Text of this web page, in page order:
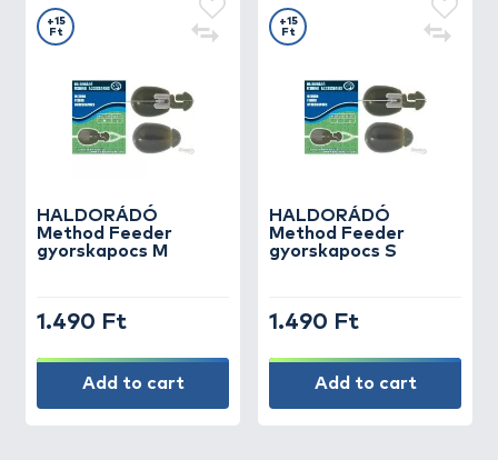
HALDORÁDÓ
Method Feeder
gyorskapocs M
+15
Ft
1.490 Ft
Add to cart
HALDORÁDÓ
Method Feeder
gyorskapocs S
+15
Ft
1.490 Ft
Add to cart